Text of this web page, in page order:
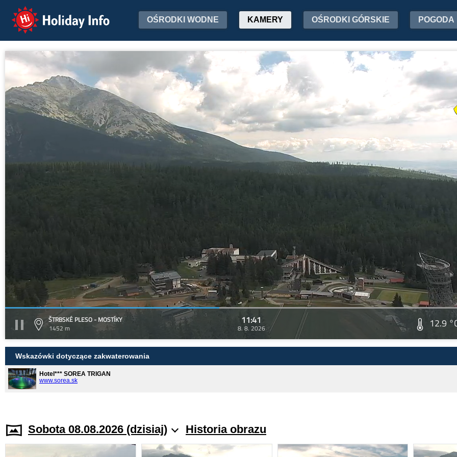
Holiday Info OŚRODKI WODNE KAMERY OŚRODKI GÓRSKIE POGODA
ŠTRBSKÉ PLESO - MOSTÍKY
1452 m
11:41
8. 8. 2026 12.9
Wskazówki dotyczące zakwaterowania
Hotel*** SOREA TRIGAN
www.sorea.sk
Sobota 08.08.2026 (dzisiaj) Historia obrazu